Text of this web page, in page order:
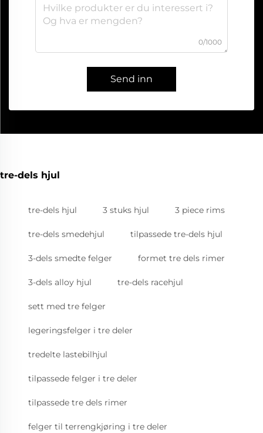
0/1000
Send inn
tre-dels hjul
tre-dels hjul 3 stuks hjul 3 piece rims
tre-dels smedehjul tilpassede tre-dels hjul
3-dels smedte felger formet tre dels rimer
3-dels alloy hjul tre-dels racehjul
sett med tre felger
legeringsfelger i tre deler
tredelte lastebilhjul
tilpassede felger i tre deler
tilpassede tre dels rimer
felger til terrengkjøring i tre deler